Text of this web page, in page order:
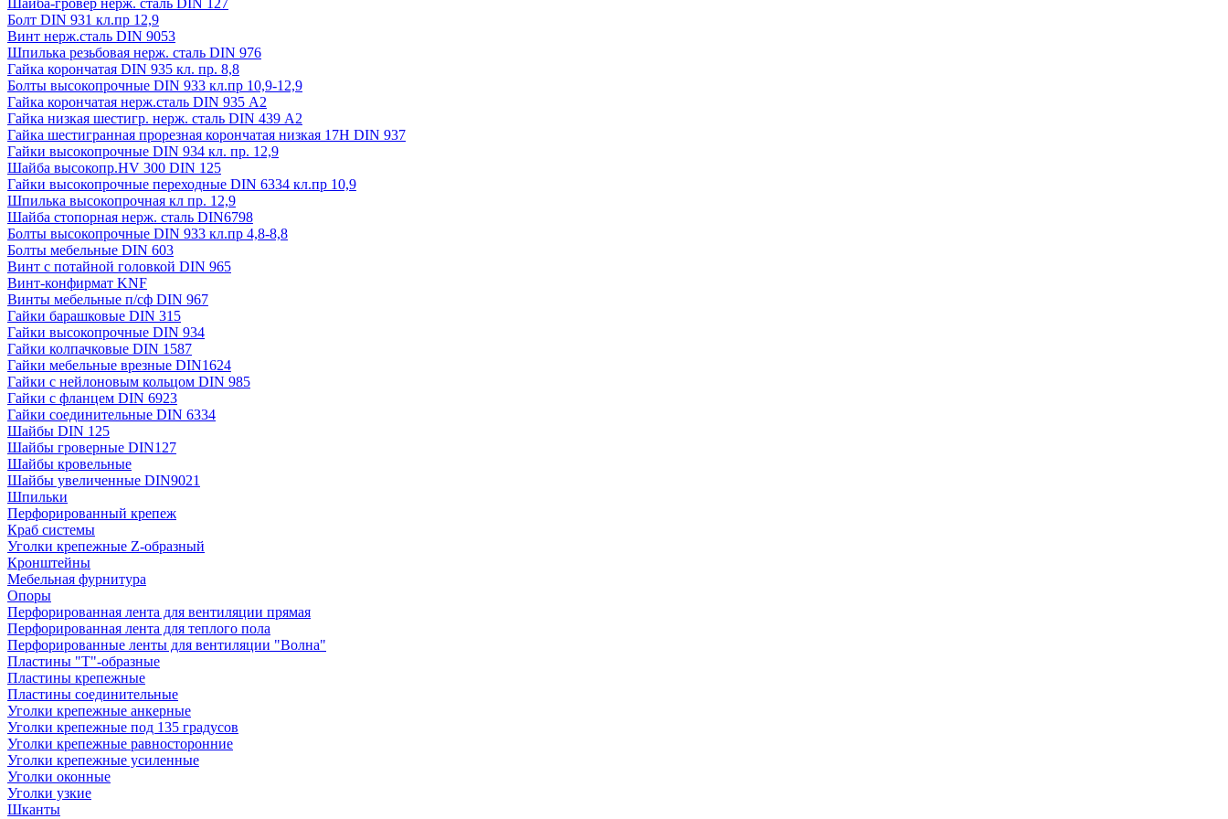
Шайба-гровер нерж. сталь DIN 127
Болт DIN 931 кл.пр 12,9
Винт нерж.сталь DIN 9053
Шпилька резьбовая нерж. сталь DIN 976
Гайка корончатая DIN 935 кл. пр. 8,8
Болты высокопрочные DIN 933 кл.пр 10,9-12,9
Гайка корончатая нерж.сталь DIN 935 А2
Гайка низкая шестигр. нерж. сталь DIN 439 А2
Гайка шестигранная прорезная корончатая низкая 17H DIN 937
Гайки высокопрочные DIN 934 кл. пр. 12,9
Шайба высокопр.HV 300 DIN 125
Гайки высокопрочные переходные DIN 6334 кл.пр 10,9
Шпилька высокопрочная кл пр. 12,9
Шайба стопорная нерж. сталь DIN6798
Болты высокопрочные DIN 933 кл.пр 4,8-8,8
Болты мебельные DIN 603
Винт с потайной головкой DIN 965
Винт-конфирмат KNF
Винты мебельные п/сф DIN 967
Гайки барашковые DIN 315
Гайки высокопрочные DIN 934
Гайки колпачковые DIN 1587
Гайки мебельные врезные DIN1624
Гайки с нейлоновым кольцом DIN 985
Гайки с фланцем DIN 6923
Гайки соединительные DIN 6334
Шайбы DIN 125
Шайбы гроверные DIN127
Шайбы кровельные
Шайбы увеличенные DIN9021
Шпильки
Перфорированный крепеж
Краб системы
Уголки крепежные Z-образный
Кронштейны
Мебельная фурнитура
Опоры
Перфорированная лента для вентиляции прямая
Перфорированная лента для теплого пола
Перфорированные ленты для вентиляции "Волна"
Пластины "Т"-образные
Пластины крепежные
Пластины соединительные
Уголки крепежные анкерные
Уголки крепежные под 135 градусов
Уголки крепежные равносторонние
Уголки крепежные усиленные
Уголки оконные
Уголки узкие
Шканты